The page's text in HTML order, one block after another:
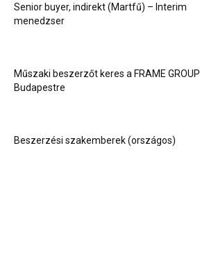
Senior buyer, indirekt (Martfű) – Interim
menedzser
Műszaki beszerzőt keres a FRAME GROUP
Budapestre
Beszerzési szakemberek (országos)